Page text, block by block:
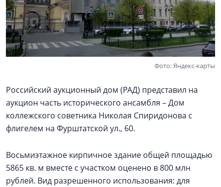
Фото: Яндекс-карты
Российский аукционный дом (РАД) представил на
аукцион часть исторического ансамбля – Дом
коллежского советника Николая Спиридонова с
флигелем на Фурштатской ул., 60.
Восьмиэтажное кирпичное здание общей площадью
5865 кв. м вместе с участком оценено в 800 млн
рублей. Вид разрешенного использования: для